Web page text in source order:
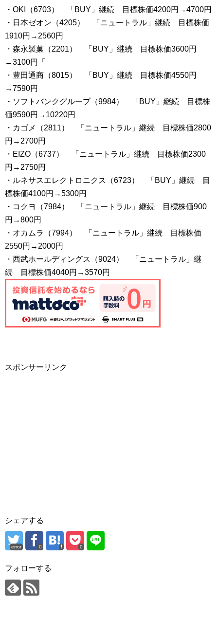
・OKI（6703） 「BUY」継続 目標株価4200円→4700円
・日本ゼオン（4205） 「ニュートラル」継続 目標株価
1910円→2560円
・森永製菓（2201） 「BUY」継続 目標株価3600円
→3100円「
・豊田通商（8015） 「BUY」継続 目標株価4550円
→7590円
・ソフトバンクグループ（9984） 「BUY」継続 目標株
価9590円→10220円
・カゴメ（2811） 「ニュートラル」継続 目標株価2800
円→2700円
・EIZO（6737） 「ニュートラル」継続 目標株価2300
円→2750円
・ルネサスエレクトロニクス（6723） 「BUY」継続 目
標株価4100円→5300円
・コクヨ（7984） 「ニュートラル」継続 目標株価900
円→800円
・オカムラ（7994） 「ニュートラル」継続 目標株価
2550円→2000円
・西武ホールディングス（9024） 「ニュートラル」継
続 目標株価4040円→3570円
スポンサーリンク
シェアする
error 0 0
フォローする